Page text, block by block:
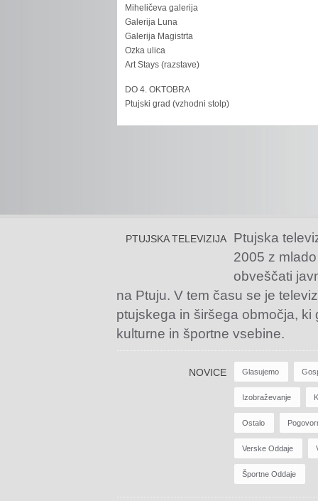
Miheličeva galerija
Galerija Luna
Galerija Magistrta
Ozka ulica
Art Stays (razstave)
DO 4. OKTOBRA
Ptujski grad (vzhodni stolp)
PTUJSKA TELEVIZIJA
Ptujska
2005 z
obveščati
na Ptuju. V tem času se je
ptujskega in širšega območja,
kulturne in športne vsebine.
NOVICE Glasujemo
Izobraževanje
Ostalo
Verske Oddaje
Športne Oddaje